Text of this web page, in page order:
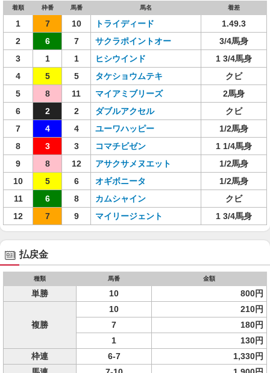
着順 枠番 馬番 馬名 着差
1 7 10 トライディード
1.49.3
2
6 7 サクラポイントオー
3/4馬身
3
1 1 ヒシウインド
1 3/4馬身
4
5 5 タケショウムテキ
クビ
5
8 11 マイアミブリーズ
2馬身
6
2 2 ダブルアクセル
クビ
7
4 4 ユーワハッピー
1/2馬身
8
3 3 コマチビゼン
1 1/4馬身
9
8 12 アサクサメヌエット
1/2馬身
10
5 6 オギボニータ
1/2馬身
11
6 8 カムシャイン
クビ
12
7 9 マイリージェント 1 3/4馬身
払戻金
種類 馬番 金額
単勝 10 800円
複勝
10
210円
7
180円
1
130円
枠連
6-7
1,330円